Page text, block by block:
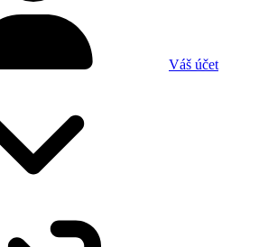
Váš účet